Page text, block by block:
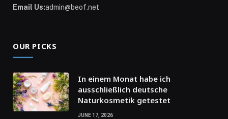
Email Us:admin@beof.net
OUR PICKS
In einem Monat habe ich
ausschließlich deutsche
Naturkosmetik getestet
JUNE 17, 2026